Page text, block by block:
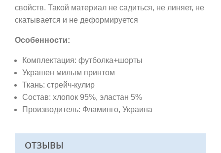
свойств. Такой материал не садиться, не линяет, не
скатывается и не деформируется
Особенности:
Комплектация: футболка+шорты
Украшен милым принтом
Ткань: стрейч-кулир
Состав: хлопок 95%, эластан 5%
Производитель: Фламинго, Украина
ОТЗЫВЫ